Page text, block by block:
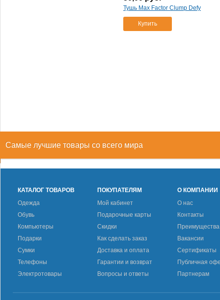
Тушь Max Factor Clump Defy
Купить
Самые лучшие товары со всего мира
КАТАЛОГ ТОВАРОВ
Одежда
Обувь
Компьютеры
Подарки
Сумки
Телефоны
Электротовары
ПОКУПАТЕЛЯМ
Мой кабинет
Подарочные карты
Скидки
Как сделать заказ
Доставка и оплата
Гарантии и возврат
Вопросы и ответы
О КОМПАНИИ
О нас
Контакты
Преимущества
Вакансии
Сертификаты
Публичная
Партнерам